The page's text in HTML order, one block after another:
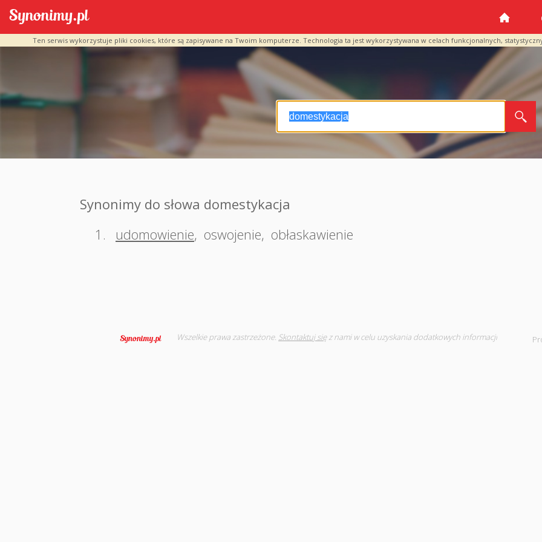
Ten serwis wykorzystuje pliki cookies, które są zapisywane na Twoim komputerze. Technologia ta jest wykorzystywana w celach funkcjonalnych,
Synonimy do słowa domestykacja
1.
udomowienie, oswojenie, obłaskawienie
Wszelkie prawa zastrzeżone. Skontaktuj sięz nami w celu uzyskania dodatkowych informacji